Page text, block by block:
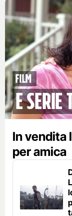
Film
e serie
In vendita
per amica